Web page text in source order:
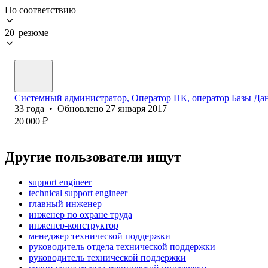
По соответствию
20 резюме
Системный администратор, Оператор ПК, оператор Базы
33 года • Обновлено 27 января 2017
20 000 ₽
Другие пользователи ищут
support engineer
technical support engineer
главный инженер
инженер по охране труда
инженер-конструктор
менеджер технической поддержки
руководитель отдела технической поддержки
руководитель технической поддержки